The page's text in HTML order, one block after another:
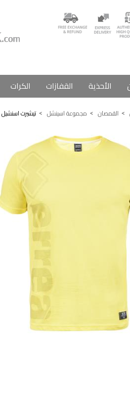
الأحذية القفازات الكرات
القمصان مجموعة اسينشل تيشيرت اسنشيل اس